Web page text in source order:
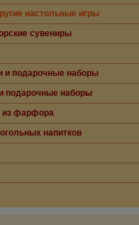
настольные игры
сувениры
и подарочные наборы
подарочные наборы
из фарфора
напитков